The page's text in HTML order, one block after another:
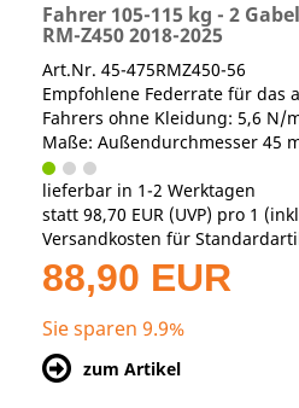
Fahrer 105-115 kg - 2
RM-Z450 2018-2025
Art.Nr. 45-475RMZ450-56
Empfohlene Federrate für das
Fahrers ohne Kleidung: 5,6 N/
Maße: Außendurchmesser 45
lieferbar in 1-2 Werktagen
statt 98,70 EUR (UVP) pro 1
Versandkosten für
88,90 EUR
Sie sparen 9.9%
zum Artikel